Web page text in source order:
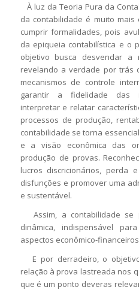
À luz da Teoria Pura da
da contabilidade é muito
cumprir formalidades, pois
da epiqueia contabilística e o
objetivo busca desvendar a
revelando a verdade por trás
mecanismos de controle
garantir a fidelidade das
interpretar e relatar
processos de produção,
contabilidade se torna
e a visão econômica das
produção de provas.
lucros discricionários, perda
disfunções e promover uma
e sustentável.
Assim, a contabilidade se
dinâmica, indispensável
aspectos econômico-
E por derradeiro, o
relação à prova lastreada nos
que é um ponto deveras